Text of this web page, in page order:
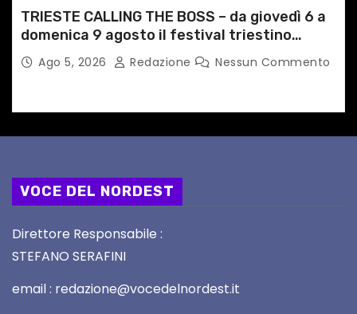
TRIESTE CALLING THE BOSS – da giovedì 6 a
domenica 9 agosto il festival triestino
dedicato a Springsteen
Ago 5, 2026 Redazione Nessun Commento
VOCE DEL NORDEST
Direttore Responsabile :
STEFANO SERAFINI
email : redazione@vocedelnordest.it